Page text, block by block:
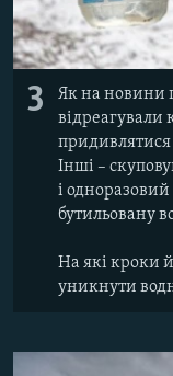
3
Як на новини
відреагували
придивлятися
Інші –
і
бутильовану
На які кроки
уникнути